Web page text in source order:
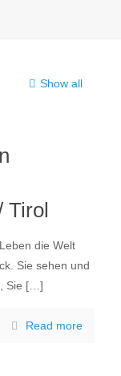
Show all
Tirol
die Welt
Sie sehen und
Sie […]
Read more